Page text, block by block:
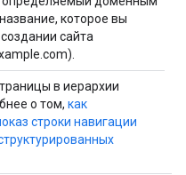
которое вы
сайта
в иерархии
о том, как
строки навигации